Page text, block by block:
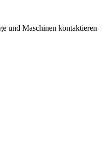
und Maschinen kontaktieren